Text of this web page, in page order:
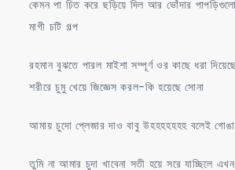
কেমন পা চিত করে ছড়িয়ে দিল আর ভোঁদার
মাগী চটি গল্প
রহমান বুঝতে পারল মাইশা সম্পূর্ণ ওর কাছে ধরা
শরীরে চুমু খেয়ে জিজ্ঞেস করল-কি হয়েছে সোনা
আমায় চুদো প্লেজার দাও বাবু উহহহহহহহ বলেই
তুমি না আমার চুদা খাবেনা সতী হয়ে সরে যাচ্ছিলে